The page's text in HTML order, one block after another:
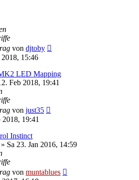
von djtoby
15:46
LED Mapping
Feb 2018, 19:41
von just35
19:41
Instinct
Sa 23. Jan 2016, 14:59
von muntablues